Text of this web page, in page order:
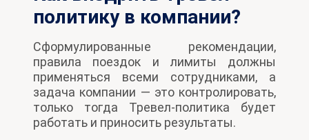
политику в компании?
Сформулированные рекомендации,
правила поездок и лимиты должны
применяться всеми сотрудниками, а
задача компании — это контролировать,
только тогда Тревел-политика будет
работать и приносить результаты.